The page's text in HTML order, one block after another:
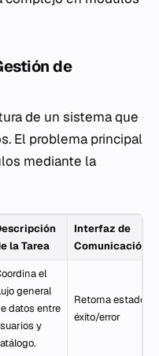
de
de un sistema que
El problema principal
mediante la
la Tarea
Interfaz de
Comunicación
el
general
datos entre
y
Retorna estado de
éxito/error